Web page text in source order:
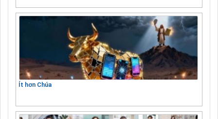
Ít hơn Chúa